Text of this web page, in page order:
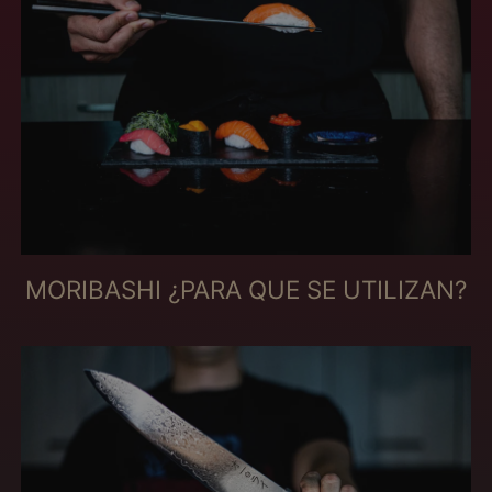
MORIBASHI ¿PARA QUE SE UTILIZAN?
Curaçao (MXN $)
Dinamarca (MXN $)
Djibuti (MXN $)
Dominica (MXN $)
Egito (MXN $)
El Salvador (MXN $)
Eslovênia (MXN $)
Espanha (MXN $)
Essuatíni (MXN $)